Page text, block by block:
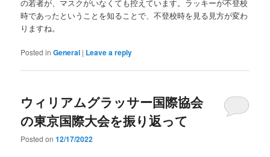
の若者が、マスクがいなくても控えています。ラッキーが不登校
時であったということを知ることで、不登校時を見る見方が変わ
りますね。
Posted in General | Leave a reply
ウィリアムグラッサー国際協会
の東京国際大会を振り返って
Posted on12/17/2022